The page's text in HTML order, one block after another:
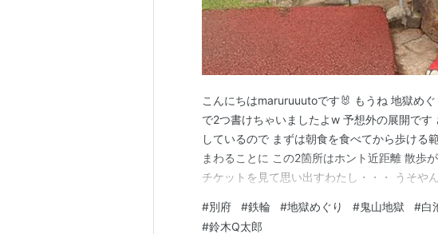
こんにちはmaruruuutoです🐰 もうね 地獄め
で2つ書けちゃいましたよw 予想外の展開で
しているので まずは朝食を食べてから歩ける
まわることに この2箇所はホント近距離 散歩
チケットを見て思い出すわたし・・・ うそや
那と私は口を揃えて「誰かに似てる！Qちゃ
#別府 #鉄輪 #地獄めぐり #鬼山地獄 #白
#鈴木Q太郎